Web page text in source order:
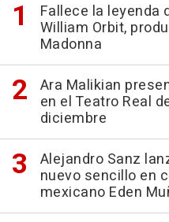
Fallece la leyenda
William Orbit,
Madonna
Ara Malikian
en el Teatro Real
diciembre
Alejandro Sanz
nuevo sencillo en
mexicano Eden